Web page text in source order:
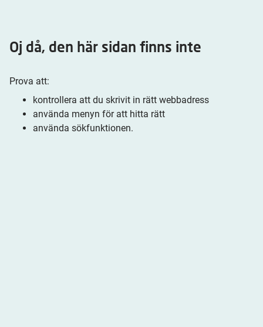
Oj då, den här sidan finns inte
Prova att:
kontrollera att du skrivit in rätt webbadress
använda menyn för att hitta rätt
använda sökfunktionen.